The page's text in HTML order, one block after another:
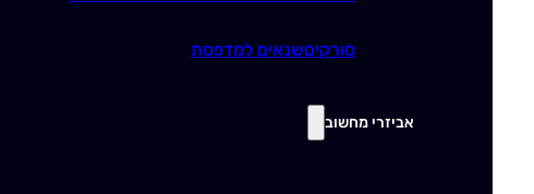
סורקיםשנאים למדפסת
אביזרי מחשוב